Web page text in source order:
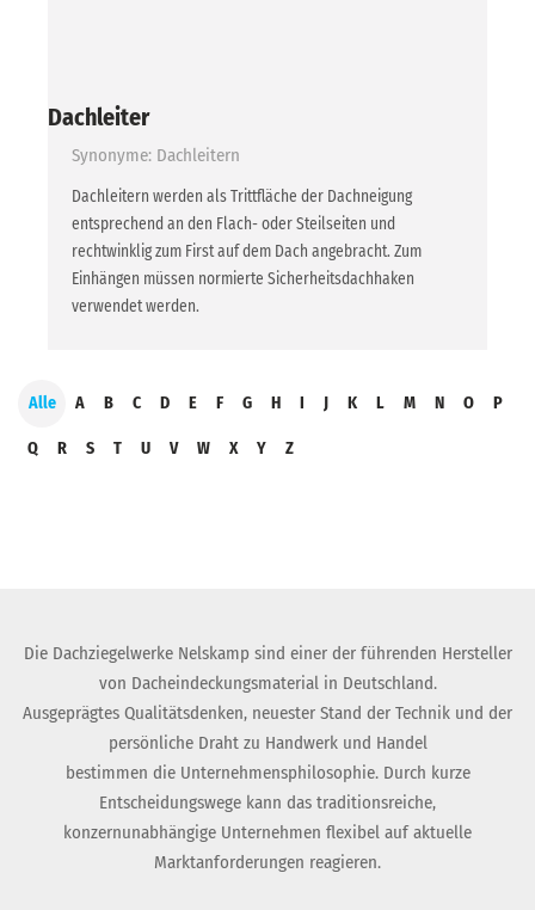
Dachleiter
Synonyme: Dachleitern
Dachleitern werden als Trittfläche der Dachneigung
entsprechend an den Flach- oder Steilseiten und
rechtwinklig zum First auf dem Dach angebracht. Zum
Einhängen müssen normierte Sicherheitsdachhaken
verwendet werden.
Alle A B C D E F G H I J K L M N O P
Q R S T U V W X Y Z
Die Dachziegelwerke Nelskamp sind einer der führenden Hersteller
von Dacheindeckungsmaterial in Deutschland.
Ausgeprägtes Qualitätsdenken, neuester Stand der Technik und der
persönliche Draht zu Handwerk und Handel
bestimmen die Unternehmensphilosophie. Durch kurze
Entscheidungswege kann das traditionsreiche,
konzernunabhängige Unternehmen flexibel auf aktuelle
Marktanforderungen reagieren.